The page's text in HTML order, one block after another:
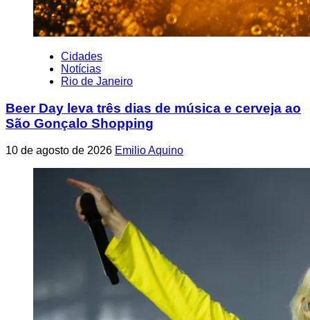
Cidades
Notícias
Rio de Janeiro
Beer Day leva três dias de música e cerveja ao
São Gonçalo Shopping
10 de agosto de 2026 Emilio Aquino